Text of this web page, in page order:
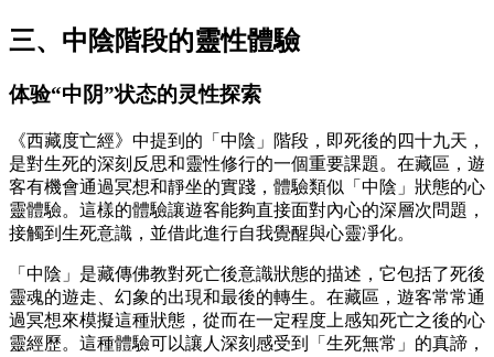
三、中陰階段的靈性體驗
体验“中阴”状态的灵性探索
《西藏度亡經》中提到的「中陰」階段，即死後的四十九天，
是對生死的深刻反思和靈性修行的一個重要課題。在藏區，遊
客有機會通過冥想和靜坐的實踐，體驗類似「中陰」狀態的心
靈體驗。這樣的體驗讓遊客能夠直接面對內心的深層次問題，
接觸到生死意識，並借此進行自我覺醒與心靈凈化。
「中陰」是藏傳佛教對死亡後意識狀態的描述，它包括了死後
靈魂的遊走、幻象的出現和最後的轉生。在藏區，遊客常常通
過冥想來模擬這種狀態，從而在一定程度上感知死亡之後的心
靈經歷。這種體驗可以讓人深刻感受到「生死無常」的真諦，